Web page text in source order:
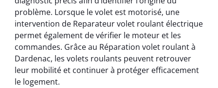
problème. Lorsque le volet est motorisé, une
intervention de Reparateur volet roulant électrique
permet également de vérifier le moteur et les
commandes. Grâce au Réparation volet roulant à
Dardenac, les volets roulants peuvent retrouver
leur mobilité et continuer à protéger efficacement
le logement.